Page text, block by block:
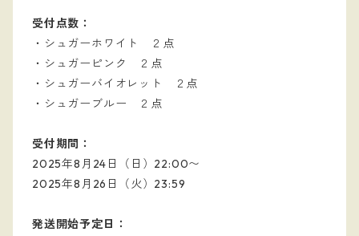
受付点数：
・シュガーホワイト ２点
・シュガーピンク ２点
・シュガーバイオレット ２点
・シュガーブルー ２点
受付期間：
2025年8月24日（日）22:00〜
2025年8月26日（火）23:59
発送開始予定日：